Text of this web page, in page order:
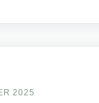
2025